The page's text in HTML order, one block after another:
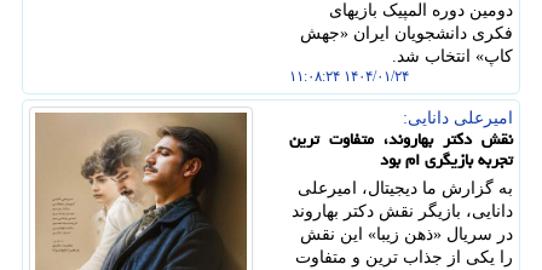
دومین دوره المپیک بازیهای
فکری دانشجویان ایران «جهش
کاپ» انتخاب شد.
۱۴۰۴/۰۱/۲۴ ۱۱:۰۸:۲۴
امیرعلی دانایی:
نقش دکتر بهاروند، متفاوت ترین
تجربه بازیگری ام بود
به گزارش ما دیجیتال، امیرعلی
دانایی، بازیگر نقش دکتر بهاروند
در سریال «ذهن زیبا» این نقش
را یکی از جذاب ترین و متفاوت